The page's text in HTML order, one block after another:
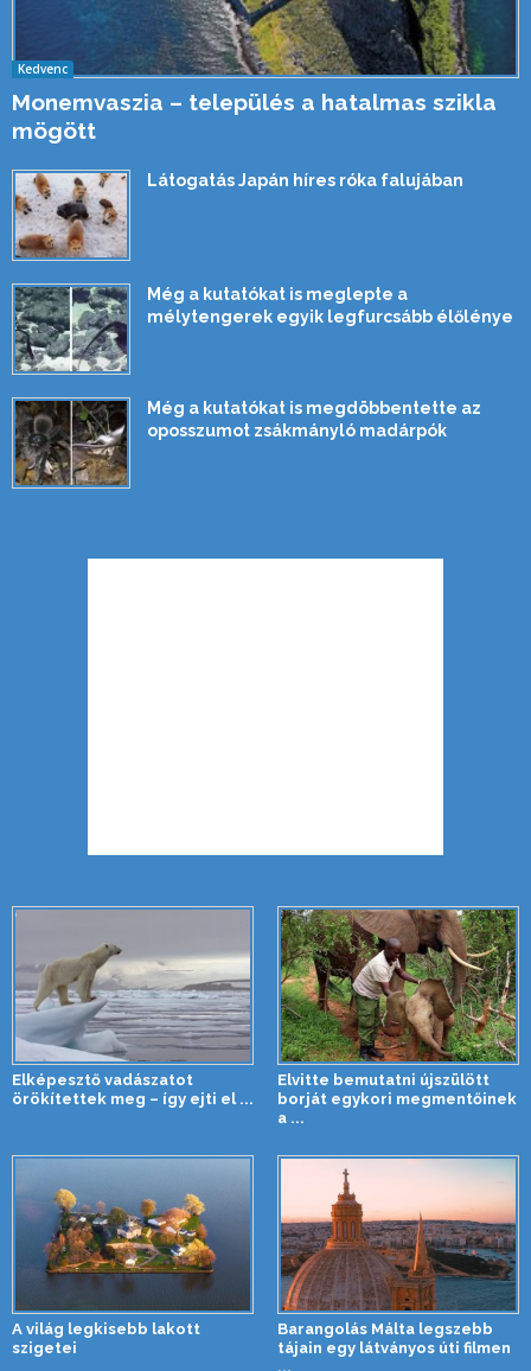
Kedvenc
Monemvaszia – település a hatalmas szikla
mögött
Látogatás Japán híres róka falujában
Még a kutatókat is meglepte a
mélytengerek egyik legfurcsább élőlénye
Még a kutatókat is megdöbbentette az
oposszumot zsákmányló madárpók
Elképesztő vadászatot
örökítettek meg – így ejti el ...
Elvitte bemutatni újszülött
borját egykori megmentőinek
a ...
A világ legkisebb lakott
szigetei
Barangolás Málta legszebb
tájain egy látványos úti filmen
...